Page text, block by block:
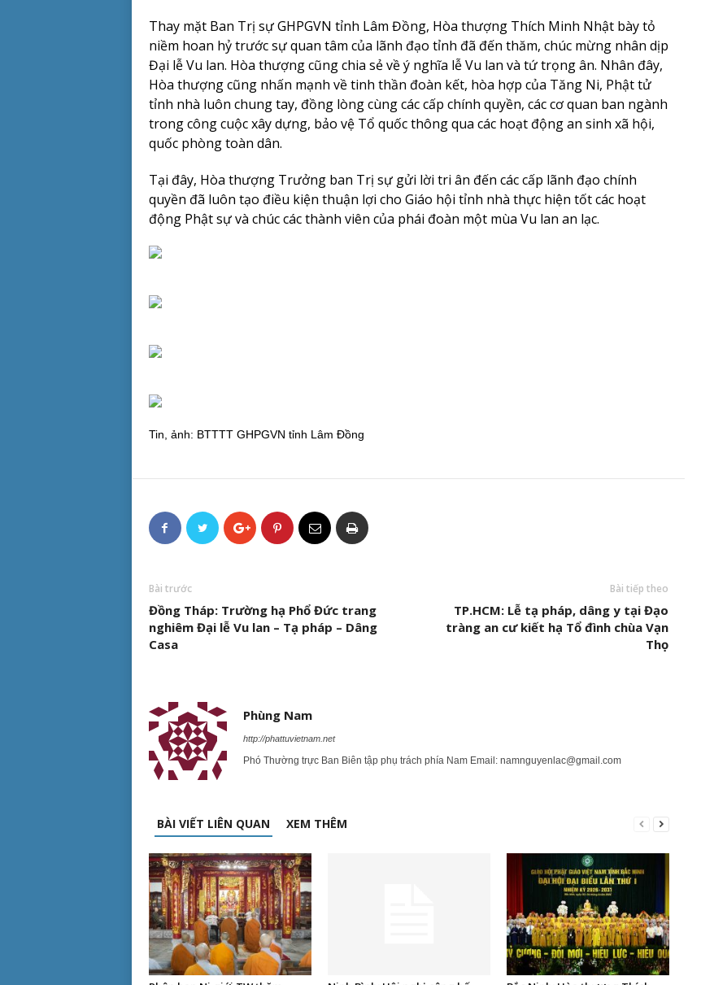
Thay mặt Ban Trị sự GHPGVN tỉnh Lâm Đồng, Hòa thượng Thích Minh Nhật bày tỏ
niềm hoan hỷ trước sự quan tâm của lãnh đạo tỉnh đã đến thăm, chúc mừng nhân dịp
Đại lễ Vu lan. Hòa thượng cũng chia sẻ về ý nghĩa lễ Vu lan và tứ trọng ân. Nhân đây,
Hòa thượng cũng nhấn mạnh về tinh thần đoàn kết, hòa hợp của Tăng Ni, Phật tử
tỉnh nhà luôn chung tay, đồng lòng cùng các cấp chính quyền, các cơ quan ban ngành
trong công cuộc xây dựng, bảo vệ Tổ quốc thông qua các hoạt động an sinh xã hội,
quốc phòng toàn dân.
Tại đây, Hòa thượng Trưởng ban Trị sự gửi lời tri ân đến các cấp lãnh đạo chính
quyền đã luôn tạo điều kiện thuận lợi cho Giáo hội tỉnh nhà thực hiện tốt các hoạt
động Phật sự và chúc các thành viên của phái đoàn một mùa Vu lan an lạc.
Tin, ảnh: BTTTT GHPGVN tỉnh Lâm Đồng
Bài trước
Đồng Tháp: Trường hạ Phổ Đức trang
nghiêm Đại lễ Vu lan – Tạ pháp – Dâng
Casa
Bài tiếp theo
TP.HCM: Lễ tạ pháp, dâng y tại Đạo
tràng an cư kiết hạ Tổ đình chùa Vạn
Thọ
Phùng Nam
http://phattuvietnam.net
Phó Thường trực Ban Biên tập phụ trách phía Nam Email: namnguyenlac@gmail.com
BÀI VIẾT LIÊN QUAN XEM THÊM